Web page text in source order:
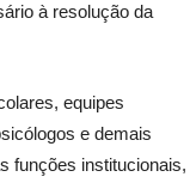
à resolução da
equipes
e demais
funções institucionais,